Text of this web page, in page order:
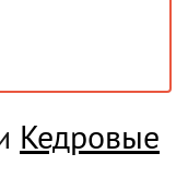
Кедровые